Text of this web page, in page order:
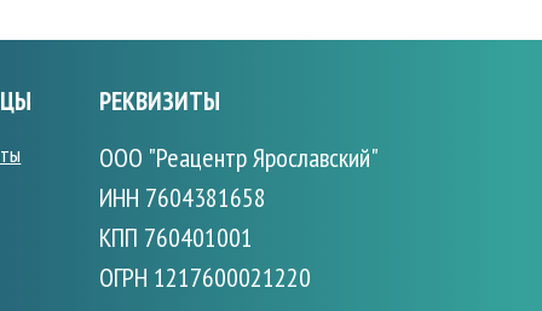
РЕКВИЗИТЫ
ООО "Реацентр Ярославский"
ИНН 7604381658
КПП 760401001
ОГРН 1217600021220